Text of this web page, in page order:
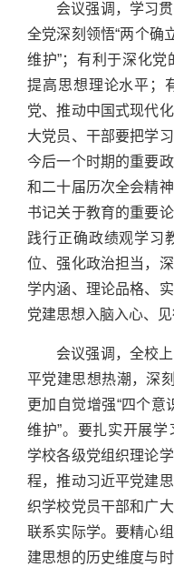
会议强调，学习
全党深刻领悟“两个确
维护”；有利于深化
提高思想理论水平；
党、推动中国式现代
大党员、干部要把学
今后一个时期的重要
和二十届历次全会精
书记关于教育的重要
践行正确政绩观学习
位、强化政治担当，
学内涵、理论品格、
党建思想入脑入心、见
会议强调，全校
平党建思想热潮，深
更加自觉增强“四个意
维护”。要扎实开展
学校各级党组织理论
程，推动习近平党建
织学校党员干部和广
联系实际学。要精心
建思想的历史维度与